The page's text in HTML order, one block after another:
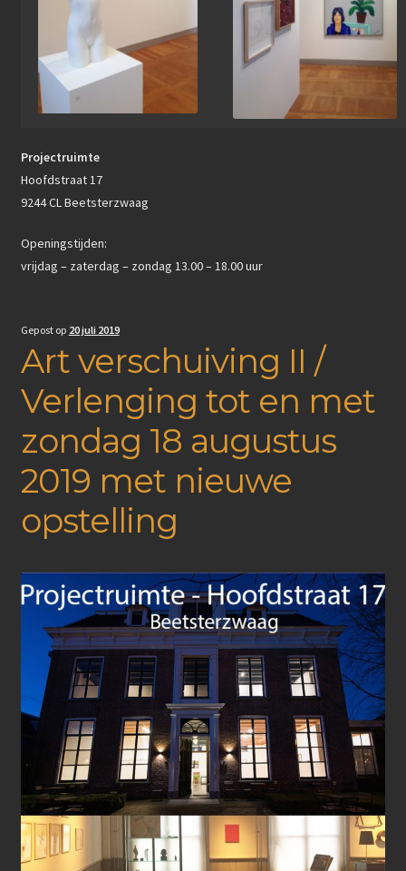
Projectruimte
Hoofdstraat 17
9244 CL Beetsterzwaag
Openingstijden:
vrijdag – zaterdag – zondag 13.00 – 18.00 uur
Gepost op 20 juli 2019
Art verschuiving II /
Verlenging tot en met
zondag 18 augustus
2019 met nieuwe
opstelling